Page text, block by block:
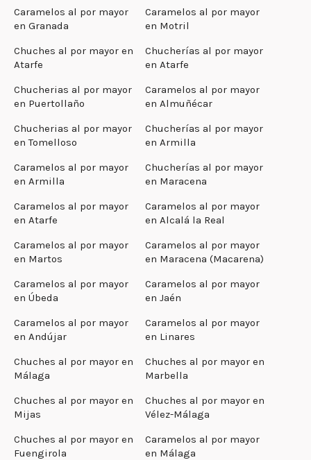
Caramelos al por mayor
en Granada
Caramelos al por mayor
en Motril
Chuches al por mayor en
Atarfe
Chucherías al por mayor
en Atarfe
Chucherias al por mayor
en Puertollaño
Caramelos al por mayor
en Almuñécar
Chucherias al por mayor
en Tomelloso
Chucherías al por mayor
en Armilla
Caramelos al por mayor
en Armilla
Chucherías al por mayor
en Maracena
Caramelos al por mayor
en Atarfe
Caramelos al por mayor
en Alcalá la Real
Caramelos al por mayor
en Martos
Caramelos al por mayor
en Maracena (Macarena)
Caramelos al por mayor
en Úbeda
Caramelos al por mayor
en Jaén
Caramelos al por mayor
en Andújar
Caramelos al por mayor
en Linares
Chuches al por mayor en
Málaga
Chuches al por mayor en
Marbella
Chuches al por mayor en
Mijas
Chuches al por mayor en
Vélez-Málaga
Chuches al por mayor en
Fuengirola
Caramelos al por mayor
en Málaga